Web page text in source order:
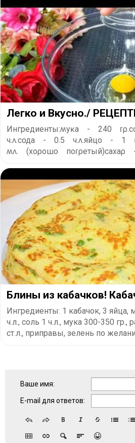
Легко и Вкусно./
Ингредиенты:ʍyĸа - 240
ч.ʌ.сода - 0.5 ч.ʌ.яйцо -
ʍʌ. (xоρошо поᴦρетый)саxаρ
Блины из кабачков!
Ингредиенты: 1 кабачок, 3 яйца,
ч.л., соль 1 ч.л., мука 300-350 гр.,
ст.л., приправы, зелень по
Ваше имя:
E-mail для ответов: